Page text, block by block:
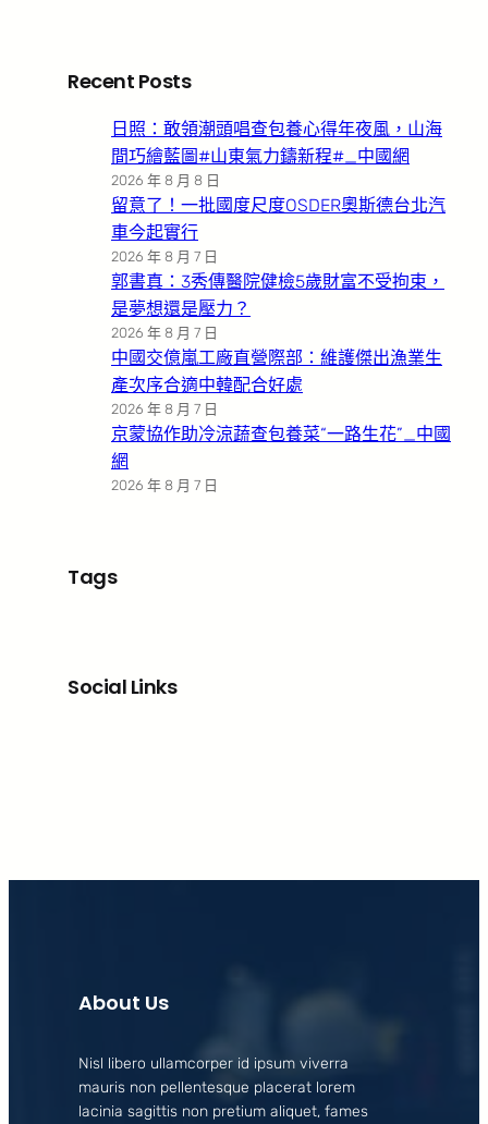
Recent Posts
日照：敢領潮頭唱查包養心得年夜風，山海
間巧繪藍圖#山東氣力鑄新程#_中國網
2026 年 8 月 8 日
留意了！一批國度尺度OSDER奧斯德台北汽
車今起實行
2026 年 8 月 7 日
郭書真：3秀傳醫院健檢5歲財富不受拘束，
是夢想還是壓力？
2026 年 8 月 7 日
中國交億嵐工廠直營際部：維護傑出漁業生
產次序合適中韓配合好處
2026 年 8 月 7 日
京蒙協作助冷涼蔬查包養菜“一路生花”_中國
網
2026 年 8 月 7 日
Tags
Social Links
About Us
Nisl libero ullamcorper id ipsum viverra
mauris non pellentesque placerat lorem
lacinia sagittis non pretium aliquet, fames